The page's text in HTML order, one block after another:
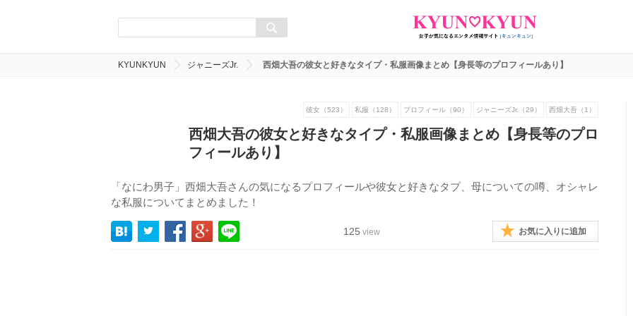
KYUNKYUN ジャニーズJr. 西畑大吾の彼女と好きなタイプ・私服画像まとめ【身長等のプロフィールあり】
彼女（523） 私服（128） プロフィール（90） ジャニーズJr.（29） 西畑大吾（1）
西畑大吾の彼女と好きなタイプ・私服画像まとめ【身長等のプロ
フィールあり】
「なにわ男子」西畑大吾さんの気になるプロフィールや彼女と好きなタプ、母についての噂、オシャレ
な私服についてまとめました！
125 view お気に入りに追加